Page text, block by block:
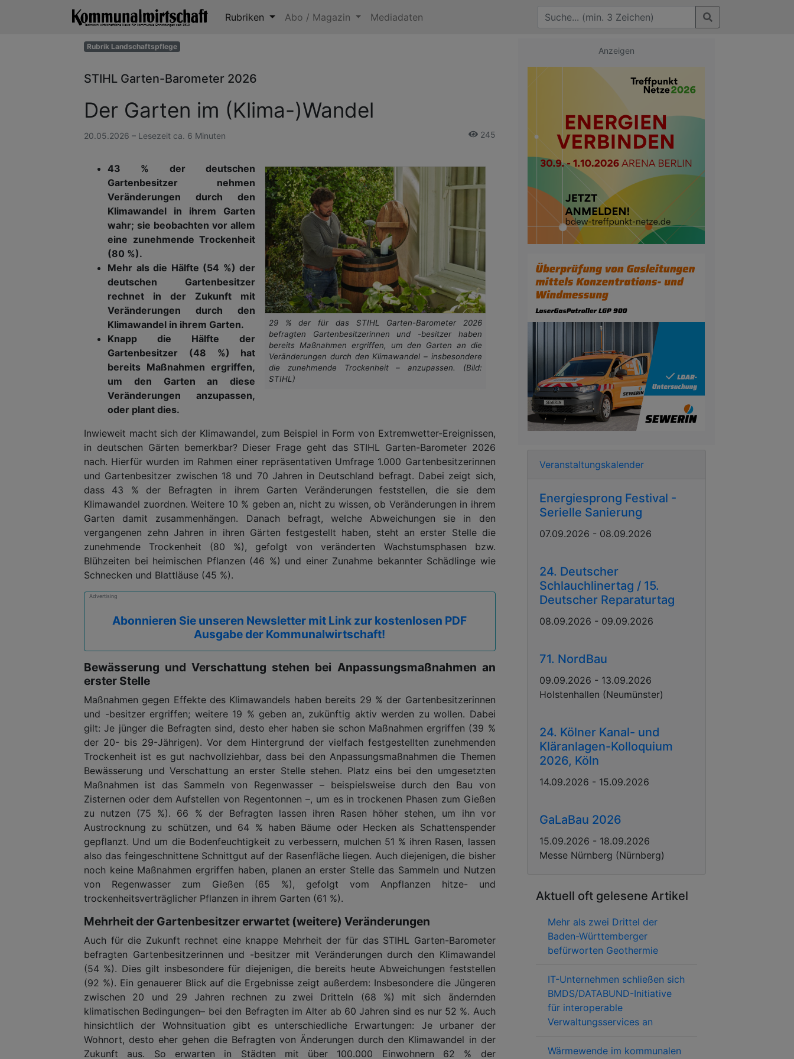
Rubriken Abo / Magazin Mediadaten
Rubrik Landschaftspflege
STIHL Garten-Barometer 2026
Der Garten im (Klima-)Wandel
20.05.2026 – Lesezeit ca. 6 Minuten 245
29 % der für das STIHL Garten-Barometer 2026
befragten Gartenbesitzerinnen und -besitzer haben
bereits Maßnahmen ergriffen, um den Garten an die
Veränderungen durch den Klimawandel – insbesondere
die zunehmende Trockenheit – anzupassen. (Bild:
STIHL)
43 % der deutschen
Gartenbesitzer nehmen
Veränderungen durch den
Klimawandel in ihrem Garten
wahr; sie beobachten vor allem
eine zunehmende Trockenheit
(80 %).
Mehr als die Hälfte (54 %) der
deutschen Gartenbesitzer
rechnet in der Zukunft mit
Veränderungen durch den
Klimawandel in ihrem Garten.
Knapp die Hälfte der
Gartenbesitzer (48 %) hat
bereits Maßnahmen ergriffen,
um den Garten an diese
Veränderungen anzupassen,
oder plant dies.
Inwieweit macht sich der Klimawandel, zum Beispiel in Form von Extremwetter-Ereignissen,
in deutschen Gärten bemerkbar? Dieser Frage geht das STIHL Garten-Barometer 2026
nach. Hierfür wurden im Rahmen einer repräsentativen Umfrage 1.000 Gartenbesitzerinnen
und Gartenbesitzer zwischen 18 und 70 Jahren in Deutschland befragt. Dabei zeigt sich,
dass 43 % der Befragten in ihrem Garten Veränderungen feststellen, die sie dem
Klimawandel zuordnen. Weitere 10 % geben an, nicht zu wissen, ob Veränderungen in ihrem
Garten damit zusammenhängen. Danach befragt, welche Abweichungen sie in den
vergangenen zehn Jahren in ihren Gärten festgestellt haben, steht an erster Stelle die
zunehmende Trockenheit (80 %), gefolgt von veränderten Wachstumsphasen bzw.
Blühzeiten bei heimischen Pflanzen (46 %) und einer Zunahme bekannter Schädlinge wie
Schnecken und Blattläuse (45 %).
Advertising
Abonnieren Sie unseren Newsletter mit Link zur kostenlosen PDF
Ausgabe der Kommunalwirtschaft!
Bewässerung und Verschattung stehen bei Anpassungsmaßnahmen an
erster Stelle
Maßnahmen gegen Effekte des Klimawandels haben bereits 29 % der Gartenbesitzerinnen
und -besitzer ergriffen; weitere 19 % geben an, zukünftig aktiv werden zu wollen. Dabei
gilt: Je jünger die Befragten sind, desto eher haben sie schon Maßnahmen ergriffen (39 %
der 20- bis 29-Jährigen). Vor dem Hintergrund der vielfach festgestellten zunehmenden
Trockenheit ist es gut nachvollziehbar, dass bei den Anpassungsmaßnahmen die Themen
Bewässerung und Verschattung an erster Stelle stehen. Platz eins bei den umgesetzten
Maßnahmen ist das Sammeln von Regenwasser – beispielsweise durch den Bau von
Zisternen oder dem Aufstellen von Regentonnen –, um es in trockenen Phasen zum Gießen
zu nutzen (75 %). 66 % der Befragten lassen ihren Rasen höher stehen, um ihn vor
Austrocknung zu schützen, und 64 % haben Bäume oder Hecken als Schattenspender
gepflanzt. Und um die Bodenfeuchtigkeit zu verbessern, mulchen 51 % ihren Rasen, lassen
also das feingeschnittene Schnittgut auf der Rasenfläche liegen. Auch diejenigen, die bisher
noch keine Maßnahmen ergriffen haben, planen an erster Stelle das Sammeln und Nutzen
von Regenwasser zum Gießen (65 %), gefolgt vom Anpflanzen hitze- und
trockenheitsverträglicher Pflanzen in ihrem Garten (61 %).
Mehrheit der Gartenbesitzer erwartet (weitere) Veränderungen
Auch für die Zukunft rechnet eine knappe Mehrheit der für das STIHL Garten-Barometer
befragten Gartenbesitzerinnen und -besitzer mit Veränderungen durch den Klimawandel
(54 %). Dies gilt insbesondere für diejenigen, die bereits heute Abweichungen feststellen
(92 %). Ein genauerer Blick auf die Ergebnisse zeigt außerdem: Insbesondere die Jüngeren
zwischen 20 und 29 Jahren rechnen zu zwei Dritteln (68 %) mit sich ändernden
klimatischen Bedingungen– bei den Befragten im Alter ab 60 Jahren sind es nur 52 %. Auch
hinsichtlich der Wohnsituation gibt es unterschiedliche Erwartungen: Je urbaner der
Wohnort, desto eher gehen die Befragten von Änderungen durch den Klimawandel in der
Zukunft aus. So erwarten in Städten mit über 100.000 Einwohnern 62 % der
Anzeigen
Veranstaltungskalender
Energiesprong Festival -
Serielle Sanierung
07.09.2026 - 08.09.2026
24. Deutscher
Schlauchlinertag / 15.
Deutscher Reparaturtag
08.09.2026 - 09.09.2026
71. NordBau
09.09.2026 - 13.09.2026
Holstenhallen (Neumünster)
24. Kölner Kanal- und
Kläranlagen-Kolloquium
2026, Köln
14.09.2026 - 15.09.2026
GaLaBau 2026
15.09.2026 - 18.09.2026
Messe Nürnberg (Nürnberg)
Aktuell oft gelesene Artikel
Mehr als zwei Drittel der
Baden-Württemberger
befürworten Geothermie
IT-Unternehmen schließen sich
BMDS/DATABUND-Initiative
für interoperable
Verwaltungsservices an
Wärmewende im kommunalen